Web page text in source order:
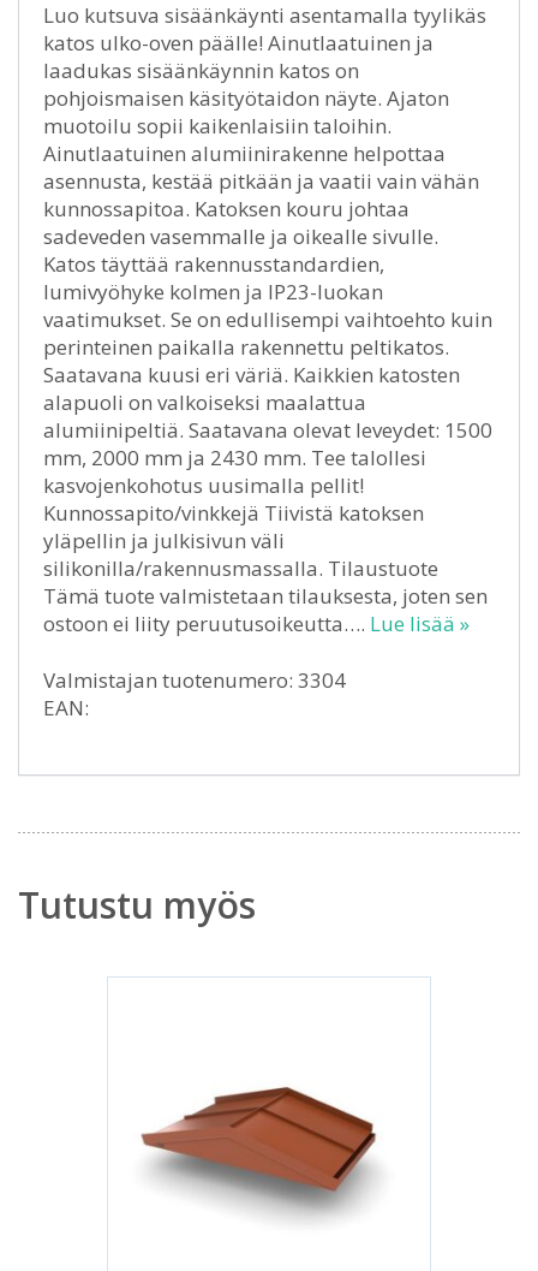
Luo kutsuva sisäänkäynti asentamalla tyylikäs
katos ulko-oven päälle! Ainutlaatuinen ja
laadukas sisäänkäynnin katos on
pohjoismaisen käsityötaidon näyte. Ajaton
muotoilu sopii kaikenlaisiin taloihin.
Ainutlaatuinen alumiinirakenne helpottaa
asennusta, kestää pitkään ja vaatii vain vähän
kunnossapitoa. Katoksen kouru johtaa
sadeveden vasemmalle ja oikealle sivulle.
Katos täyttää rakennusstandardien,
lumivyöhyke kolmen ja IP23-luokan
vaatimukset. Se on edullisempi vaihtoehto kuin
perinteinen paikalla rakennettu peltikatos.
Saatavana kuusi eri väriä. Kaikkien katosten
alapuoli on valkoiseksi maalattua
alumiinipeltiä. Saatavana olevat leveydet: 1500
mm, 2000 mm ja 2430 mm. Tee talollesi
kasvojenkohotus uusimalla pellit!
Kunnossapito/vinkkejä Tiivistä katoksen
yläpellin ja julkisivun väli
silikonilla/rakennusmassalla. Tilaustuote
Tämä tuote valmistetaan tilauksesta, joten sen
ostoon ei liity peruutusoikeutta…. Lue lisää »
Valmistajan tuotenumero: 3304
EAN:
Tutustu myös